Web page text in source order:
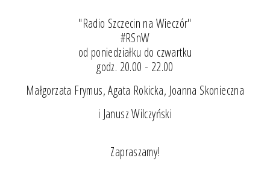
"Radio Szczecin na Wieczór"
#RSnW
od poniedziałku do czwartku
godz. 20.00 - 22.00
Małgorzata Frymus, Agata Rokicka, Joanna Skonieczna
i Janusz Wilczyński
Zapraszamy!